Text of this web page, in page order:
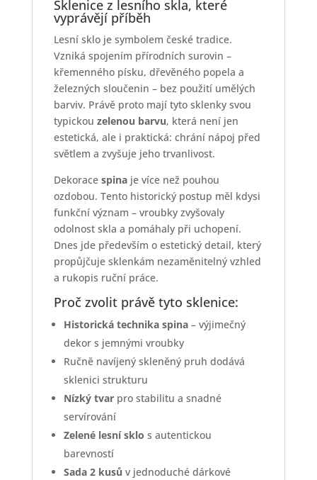
Sklenice z lesního skla, které
vyprávějí příběh
Lesní sklo je symbolem české tradice.
Vzniká spojením přírodních surovin –
křemenného písku, dřevěného popela a
železných sloučenin – bez použití umělých
barviv. Právě proto mají tyto sklenky svou
typickou zelenou barvu, která není jen
estetická, ale i praktická: chrání nápoj před
světlem a zvyšuje jeho trvanlivost.
Dekorace spinaje více než pouhou
ozdobou. Tento historický postup měl kdysi
funkční význam – vroubky zvyšovaly
odolnost skla a pomáhaly při uchopení.
Dnes jde především o estetický detail, který
propůjčuje sklenkám nezaměnitelný vzhled
a rukopis ruční práce.
Proč zvolit právě tyto sklenice:
Historická technika spina– výjimečný
dekor s jemnými vroubky
Ručně navíjený skleněný pruh dodává
sklenici strukturu
Nízký tvarpro stabilitu a snadné
servírování
Zelené lesní sklo s autentickou
barevností
Sada 2 kusů v jednoduché dárkové